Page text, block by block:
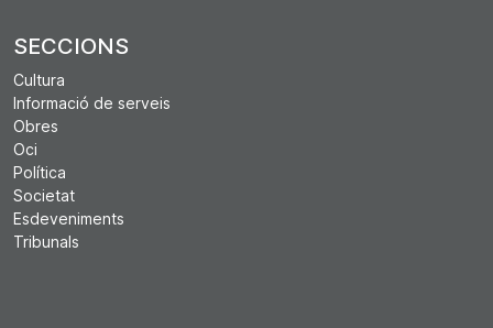
SECCIONS
Cultura
Informació de serveis
Obres
Oci
Política
Societat
Esdeveniments
Tribunals